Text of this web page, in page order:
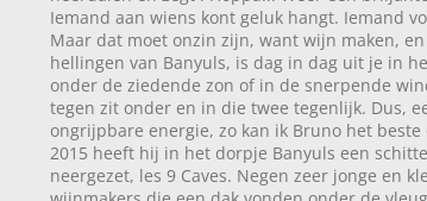
Iemand aan wiens kont geluk hangt. Iemand
Maar dat moet onzin zijn, want wijn maken,
hellingen van Banyuls, is dag in dag uit je in
onder de ziedende zon of in de snerpende
tegen zit onder en in die twee tegenlijk. Dus,
ongrijpbare energie, zo kan ik Bruno het
2015 heeft hij in het dorpje Banyuls een
neergezet, les 9 Caves. Negen zeer jonge en